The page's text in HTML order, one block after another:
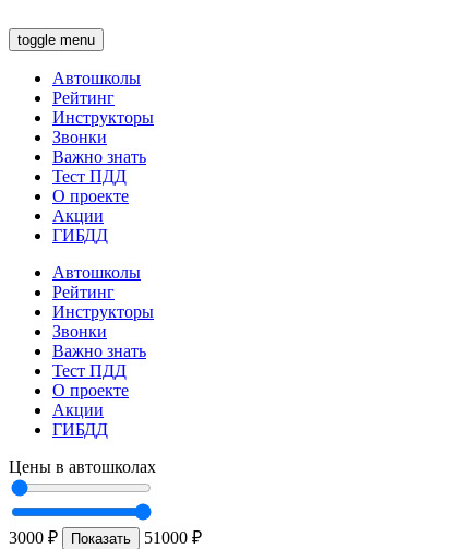
toggle menu
Автошколы
Рейтинг
Инструкторы
Звонки
Важно знать
Тест ПДД
О проекте
Акции
ГИБДД
Автошколы
Рейтинг
Инструкторы
Звонки
Важно знать
Тест ПДД
О проекте
Акции
ГИБДД
Цены в автошколах
3000 ₽ Показать 51000 ₽